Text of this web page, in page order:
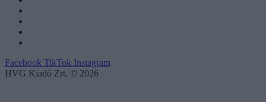
Facebook TikTok Instagram
HVG Kiadó Zrt. © 2026